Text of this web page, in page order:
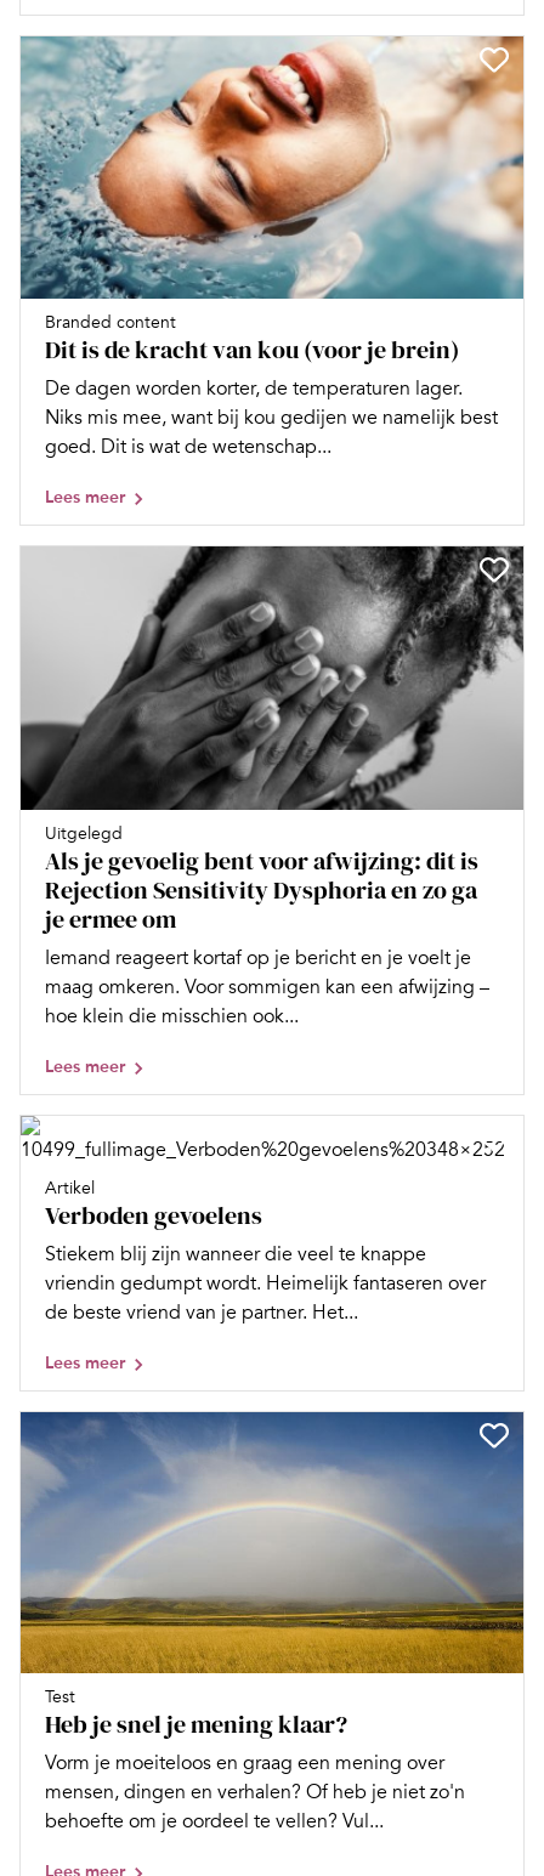
Branded content
Dit is de kracht van kou (voor je brein)
De dagen worden korter, de temperaturen lager.
Niks mis mee, want bij kou gedijen we namelijk best
goed. Dit is wat de wetenschap...
Lees meer
Uitgelegd
Als je gevoelig bent voor afwijzing: dit is
Rejection Sensitivity Dysphoria en zo ga
je ermee om
Iemand reageert kortaf op je bericht en je voelt je
maag omkeren. Voor sommigen kan een afwijzing –
hoe klein die misschien ook...
Lees meer
Artikel
Verboden gevoelens
Stiekem blij zijn wanneer die veel te knappe
vriendin gedumpt wordt. Heimelijk fantaseren over
de beste vriend van je partner. Het...
Lees meer
Test
Heb je snel je mening klaar?
Vorm je moeiteloos en graag een mening over
mensen, dingen en verhalen? Of heb je niet zo'n
behoefte om je oordeel te vellen? Vul...
Lees meer